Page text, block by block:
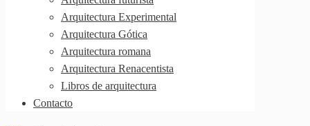
Arquitectura Experimental
Arquitectura Gótica
Arquitectura romana
Arquitectura Renacentista
Libros de arquitectura
Contacto